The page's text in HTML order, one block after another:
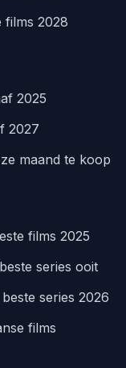
films 2028
2025
2027
maand te koop
films 2025
series ooit
series 2026
films